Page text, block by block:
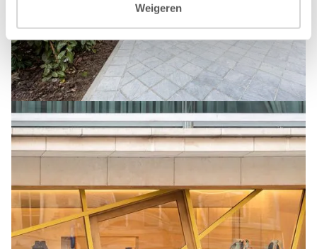
Weigeren